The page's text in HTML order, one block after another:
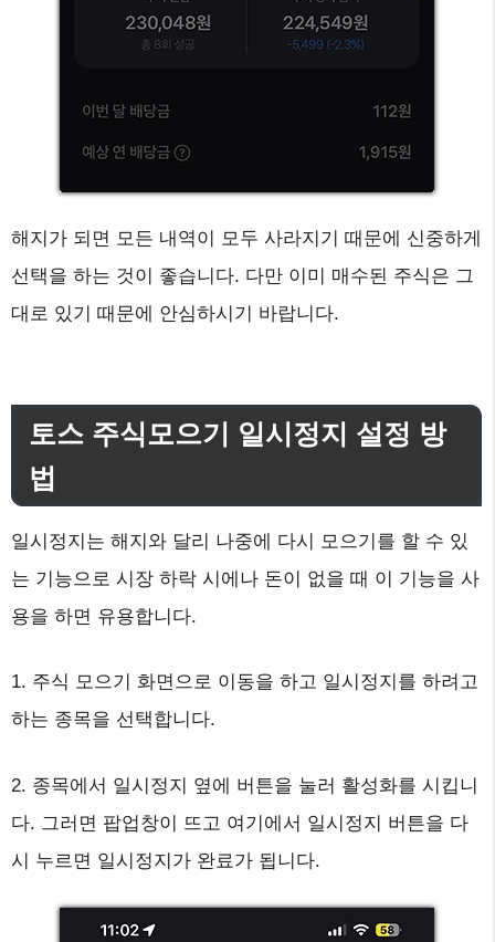
해지가 되면 모든 내역이 모두 사라지기 때문에 신중하게
선택을 하는 것이 좋습니다. 다만 이미 매수된 주식은 그
대로 있기 때문에 안심하시기 바랍니다.
토스 주식모으기 일시정지 설정 방
법
일시정지는 해지와 달리 나중에 다시 모으기를 할 수 있
는 기능으로 시장 하락 시에나 돈이 없을 때 이 기능을 사
용을 하면 유용합니다.
1. 주식 모으기 화면으로 이동을 하고 일시정지를 하려고
하는 종목을 선택합니다.
2. 종목에서 일시정지 옆에 버튼을 눌러 활성화를 시킵니
다. 그러면 팝업창이 뜨고 여기에서 일시정지 버튼을 다
시 누르면 일시정지가 완료가 됩니다.